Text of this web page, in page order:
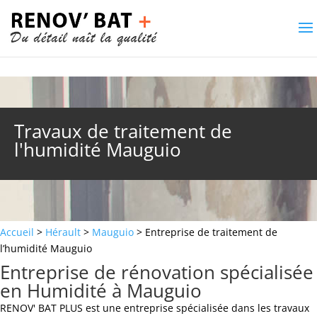
Travaux de traitement de
l'humidité Mauguio
Accueil > Hérault > Mauguio > Entreprise de traitement de
l’humidité Mauguio
Entreprise de rénovation spécialisée
en Humidité à Mauguio
RENOV' BAT PLUS est une entreprise spécialisée dans les travaux